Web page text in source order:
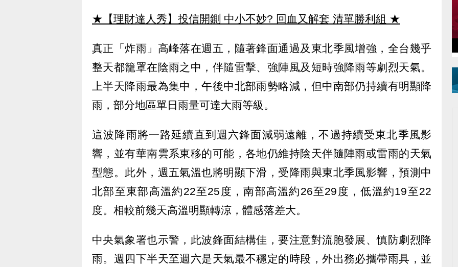
★【理財達人秀】投信開鍘 中小不妙? 回血又解套 清單勝利組 ★
真正「炸雨」高峰落在週五，隨著鋒面通過及東北季風增強，全台幾乎
整天都籠罩在陰雨之中，伴隨雷擊、強陣風及短時強降雨等劇烈天氣。
上半天降雨最為集中，午後中北部雨勢略減，但中南部仍持續有明顯降
雨，部分地區單日雨量可達大雨等級。
這波降雨將一路延續直到週六鋒面減弱遠離，不過持續受東北季風影
響，並有華南雲系東移的可能，各地仍維持陰天伴隨陣雨或雷雨的天氣
型態。此外，週五氣溫也將明顯下滑，受降雨與東北季風影響，預測中
北部至東部高溫約22至25度，南部高溫約26至29度，低溫約19至22
度。相較前幾天高溫明顯轉涼，體感落差大。
中央氣象署也示警，此波鋒面結構佳，要注意對流胞發展、慎防劇烈降
雨。週四下半天至週六是天氣最不穩定的時段，外出務必攜帶雨具，並